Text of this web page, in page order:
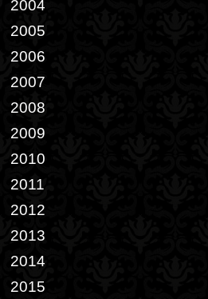
2004
2005
2006
2007
2008
2009
2010
2011
2012
2013
2014
2015